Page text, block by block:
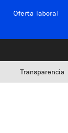
Oferta laboral
Transparencia